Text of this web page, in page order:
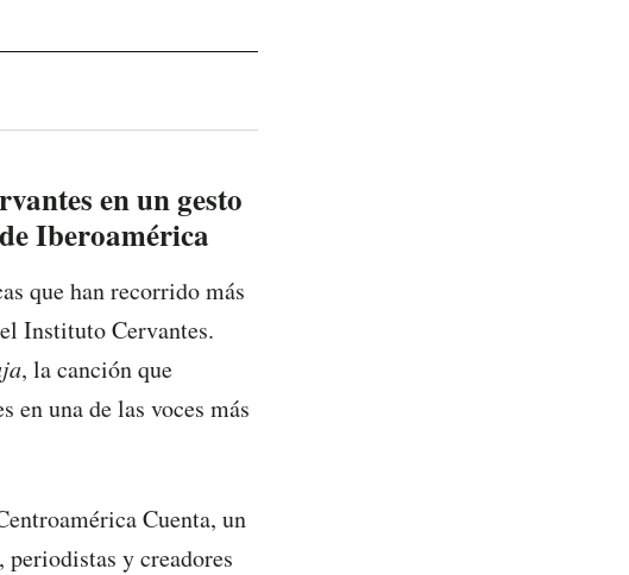
en un gesto
Iberoamérica
que han recorrido más
Instituto Cervantes.
, la canción que
en una de las voces más
Cuenta, un
periodistas y creadores